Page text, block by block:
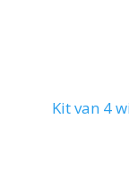
Kit van 4